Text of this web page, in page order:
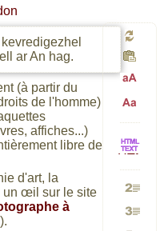
un
en
en
HTML
vers
ar An hag.
(à partir du
de l'homme)
affiches...)
libre de
d'art, la
un œil sur le site
à